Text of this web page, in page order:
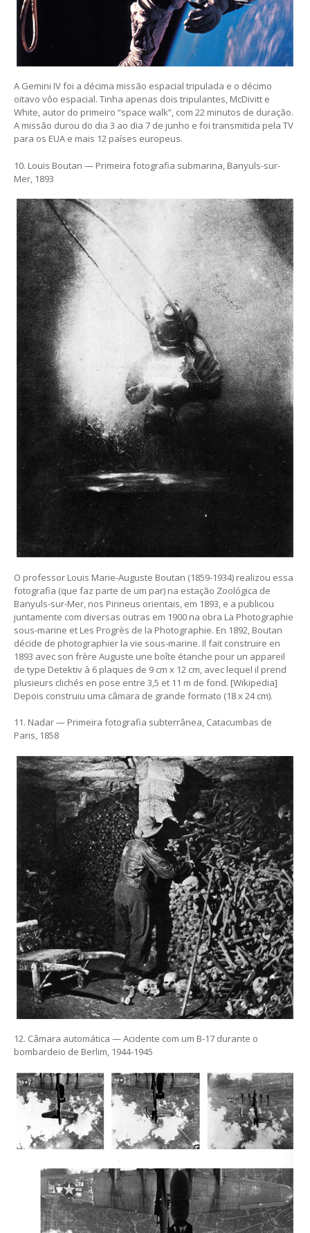
A Gemini IV foi a décima missão espacial tripulada e o décimo
oitavo vôo espacial. Tinha apenas dois tripulantes, McDivitt e
White, autor do primeiro “space walk”, com 22 minutos de duração.
A missão durou do dia 3 ao dia 7 de junho e foi transmitida pela TV
para os EUA e mais 12 países europeus.
10. Louis Boutan — Primeira fotografia submarina, Banyuls-sur-
Mer, 1893
O professor Louis Marie-Auguste Boutan (1859-1934) realizou essa
fotografia (que faz parte de um par) na estação Zoológica de
Banyuls-sur-Mer, nos Pirineus orientais, em 1893, e a publicou
juntamente com diversas outras em 1900 na obra La Photographie
sous-marine et Les Progrès de la Photographie. En 1892, Boutan
décide de photographier la vie sous-marine. Il fait construire en
1893 avec son frère Auguste une boîte étanche pour un appareil
de type Detektiv à 6 plaques de 9 cm x 12 cm, avec lequel il prend
plusieurs clichés en pose entre 3,5 et 11 m de fond. [Wikipedia]
Depois construiu uma câmara de grande formato (18 x 24 cm).
11. Nadar — Primeira fotografia subterrânea, Catacumbas de
Paris, 1858
12. Câmara automática — Acidente com um B-17 durante o
bombardeio de Berlim, 1944-1945